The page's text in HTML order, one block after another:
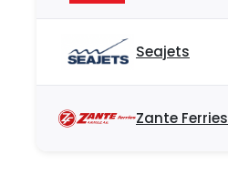
Seajets
Zante Ferries